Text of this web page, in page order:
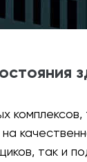
комплексов,
так и